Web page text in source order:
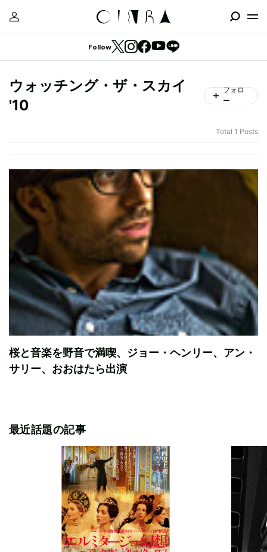
Follow
ウォッチング・ザ・スカイ
'10
フォロ
ー
Total 1 Posts
桜と音楽を野音で満喫、ジョー・ヘンリー、アン・
サリー、おおはたら出演
最近話題の記事